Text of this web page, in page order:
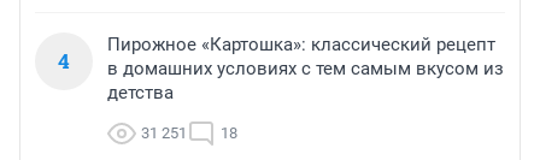
4
Пирожное «Картошка»: классический рецепт
в домашних условиях с тем самым вкусом из
детства
31 251 18